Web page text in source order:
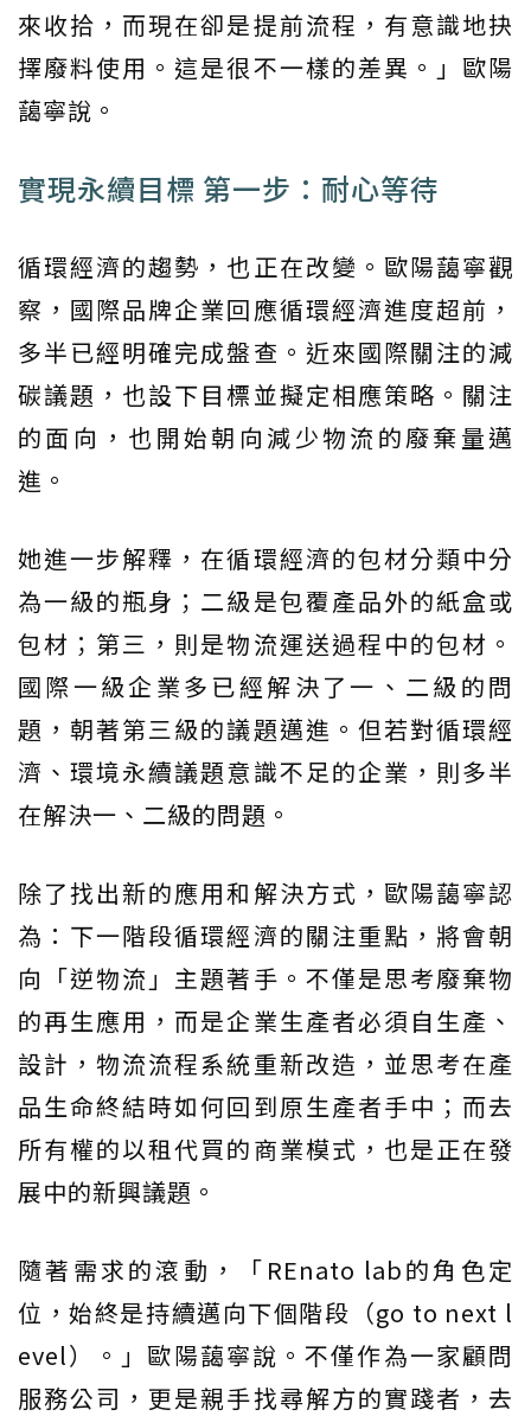
來收拾，而現在卻是提前流程，有意識地抉
擇廢料使用。這是很不一樣的差異。」歐陽
藹寧說。
實現永續目標 第一步：耐心等待
循環經濟的趨勢，也正在改變。歐陽藹寧觀
察，國際品牌企業回應循環經濟進度超前，
多半已經明確完成盤查。近來國際關注的減
碳議題，也設下目標並擬定相應策略。關注
的面向，也開始朝向減少物流的廢棄量邁
進。
她進一步解釋，在循環經濟的包材分類中分
為一級的瓶身；二級是包覆產品外的紙盒或
包材；第三，則是物流運送過程中的包材。
國際一級企業多已經解決了一、二級的問
題，朝著第三級的議題邁進。但若對循環經
濟、環境永續議題意識不足的企業，則多半
在解決一、二級的問題。
除了找出新的應用和解決方式，歐陽藹寧認
為：下一階段循環經濟的關注重點，將會朝
向「逆物流」主題著手。不僅是思考廢棄物
的再生應用，而是企業生產者必須自生產、
設計，物流流程系統重新改造，並思考在產
品生命終結時如何回到原生產者手中；而去
所有權的以租代買的商業模式，也是正在發
展中的新興議題。
隨著需求的滾動，「REnato lab的角色定
位，始終是持續邁向下個階段（go to next l
evel）。」歐陽藹寧說。不僅作為一家顧問
服務公司，更是親手找尋解方的實踐者，去